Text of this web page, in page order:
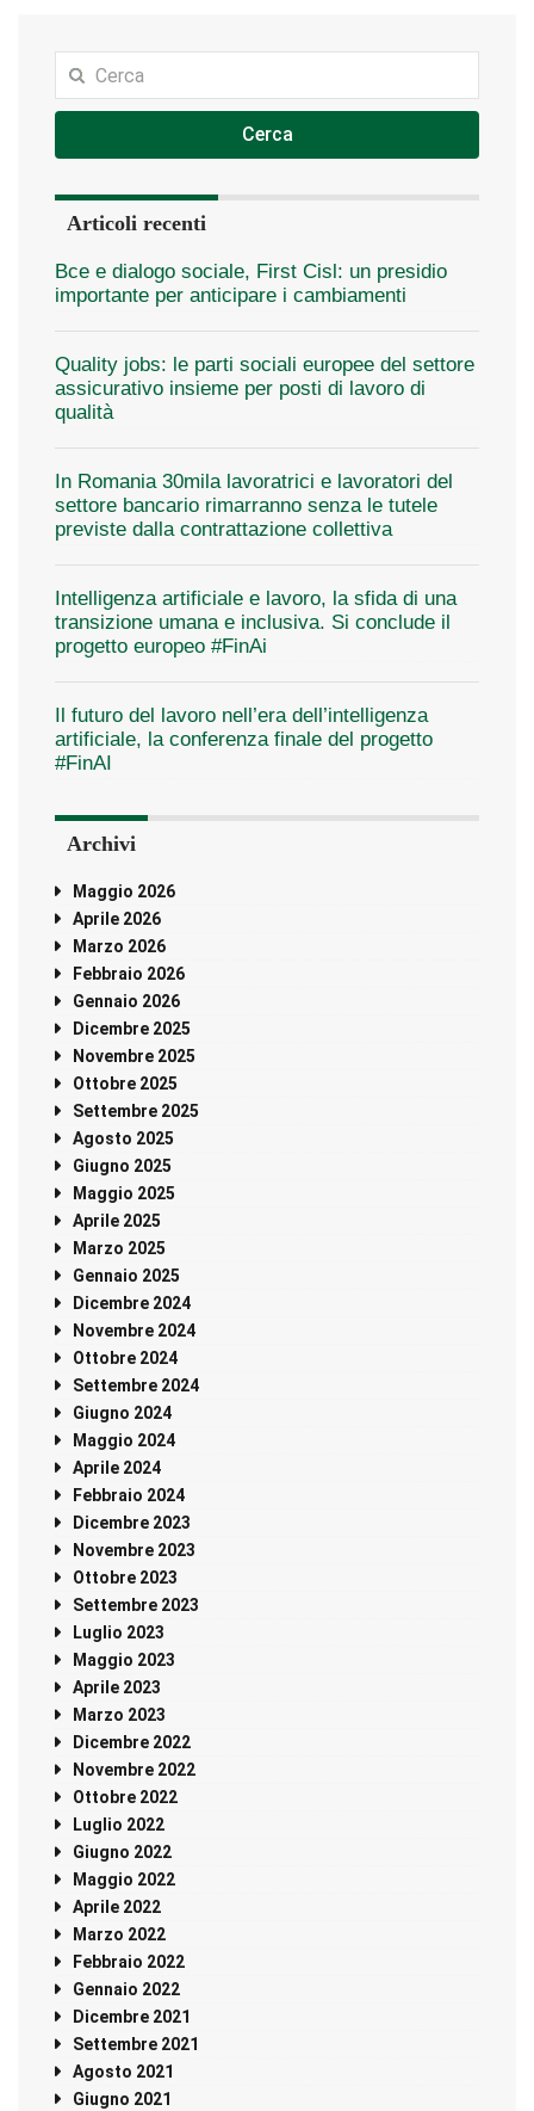
Cerca
Articoli recenti
Bce e dialogo sociale, First Cisl: un presidio
importante per anticipare i cambiamenti
Quality jobs: le parti sociali europee del settore
assicurativo insieme per posti di lavoro di
qualità
In Romania 30mila lavoratrici e lavoratori del
settore bancario rimarranno senza le tutele
previste dalla contrattazione collettiva
Intelligenza artificiale e lavoro, la sfida di una
transizione umana e inclusiva. Si conclude il
progetto europeo #FinAi
Il futuro del lavoro nell’era dell’intelligenza
artificiale, la conferenza finale del progetto
#FinAI
Archivi
Maggio 2026
Aprile 2026
Marzo 2026
Febbraio 2026
Gennaio 2026
Dicembre 2025
Novembre 2025
Ottobre 2025
Settembre 2025
Agosto 2025
Giugno 2025
Maggio 2025
Aprile 2025
Marzo 2025
Gennaio 2025
Dicembre 2024
Novembre 2024
Ottobre 2024
Settembre 2024
Giugno 2024
Maggio 2024
Aprile 2024
Febbraio 2024
Dicembre 2023
Novembre 2023
Ottobre 2023
Settembre 2023
Luglio 2023
Maggio 2023
Aprile 2023
Marzo 2023
Dicembre 2022
Novembre 2022
Ottobre 2022
Luglio 2022
Giugno 2022
Maggio 2022
Aprile 2022
Marzo 2022
Febbraio 2022
Gennaio 2022
Dicembre 2021
Settembre 2021
Agosto 2021
Giugno 2021